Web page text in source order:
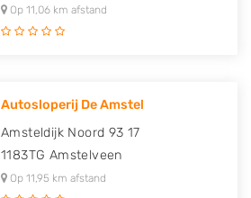
Op 11,06 km afstand
Autosloperij De Amstel
Amsteldijk Noord 93 17
1183TG Amstelveen
Op 11,95 km afstand